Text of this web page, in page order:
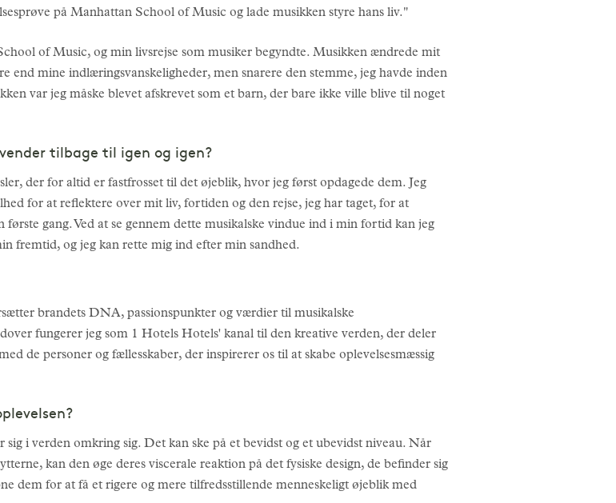
på Manhattan School of Music og lade musikken styre hans liv."
of Music, og min livsrejse som musiker begyndte. Musikken ændrede mit
end mine indlæringsvanskeligheder, men snarere den stemme, jeg havde inden
var jeg måske blevet afskrevet som et barn, der bare ikke ville blive til noget
tilbage til igen og igen?
der for altid er fastfrosset til det øjeblik, hvor jeg først opdagede dem. Jeg
for at reflektere over mit liv, fortiden og den rejse, jeg har taget, for at
gang. Ved at se gennem dette musikalske vindue ind i min fortid kan jeg
fremtid, og jeg kan rette mig ind efter min sandhed.
brandets DNA, passionspunkter og værdier til musikalske
fungerer jeg som 1 Hotels Hotels' kanal til den kreative verden, der deler
de personer og fællesskaber, der inspirerer os til at skabe oplevelsesmæssig
i verden omkring sig. Det kan ske på et bevidst og et ubevidst niveau. Når
kan den øge deres viscerale reaktion på det fysiske design, de befinder sig
dem for at få et rigere og mere tilfredsstillende menneskeligt øjeblik med